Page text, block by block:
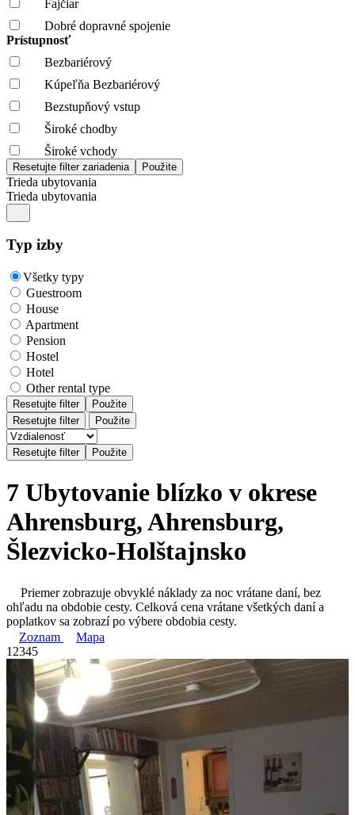
Fajčiar
Dobré dopravné spojenie
Prístupnosť
Bezbariérový
Kúpeľňa Bezbariérový
Bezstupňový vstup
Široké chodby
Široké vchody
Trieda ubytovania
Trieda ubytovania
Typ izby
Všetky typy
Guestroom
House
Apartment
Pension
Hostel
Hotel
Other rental type
Resetujte filter
Použite
Resetujte filter
Použite
7 Ubytovanie blízko v okrese
Ahrensburg, Ahrensburg,
Šlezvicko-Holštajnsko
Priemer zobrazuje obvyklé náklady za noc vrátane daní, bez
ohľadu na obdobie cesty. Celková cena vrátane všetkých daní a
poplatkov sa zobrazí po výbere obdobia cesty.
Zoznam
Mapa
1 2345